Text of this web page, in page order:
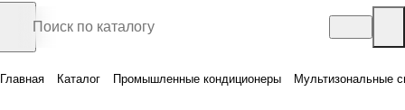
Главная Каталог Промышленные кондиционеры Мультизональные